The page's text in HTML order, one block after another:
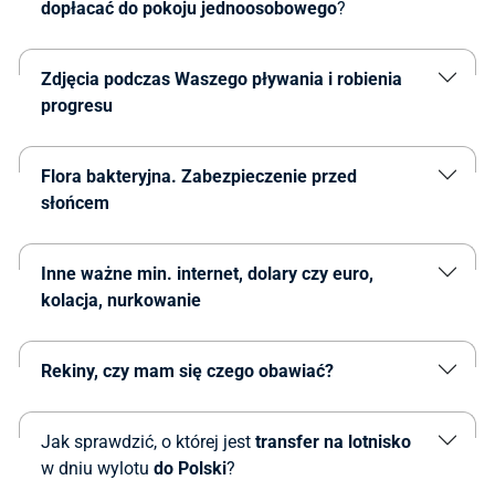
dopłacać do pokoju jednoosobowego?
Zdjęcia podczas Waszego pływania i robienia
progresu
Flora bakteryjna. Zabezpieczenie przed
słońcem
Inne ważne min. internet, dolary czy euro,
kolacja, nurkowanie
Rekiny, czy mam się czego obawiać?
Jak sprawdzić, o której jest transfer na lotnisko
w dniu wylotu do Polski?